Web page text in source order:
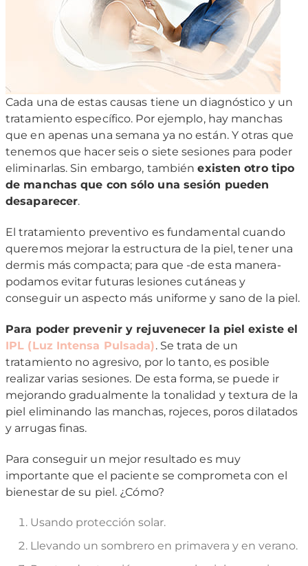
Cada una de estas causas tiene un diagnóstico y un
tratamiento específico. Por ejemplo, hay manchas
que en apenas una semana ya no están. Y otras que
tenemos que hacer seis o siete sesiones para poder
eliminarlas. Sin embargo, tambiénexisten otro tipo
de manchas que con sólo una sesión pueden
desaparecer.
El tratamiento preventivo es fundamental cuando
queremos mejorar la estructura de la piel, tener una
dermis más compacta; para que -de esta manera-
podamos evitar futuras lesiones cutáneas y
conseguir un aspecto más uniforme y sano de la piel.
Para poder prevenir y rejuvenecer la piel existe el
IPL (Luz Intensa Pulsada). Se trata de un
tratamiento no agresivo, por lo tanto, es posible
realizar varias sesiones. De esta forma, se puede ir
mejorando gradualmente la tonalidad y textura de la
piel eliminando las manchas, rojeces, poros dilatados
y arrugas finas.
Para conseguir un mejor resultado es muy
importante que el paciente se comprometa con el
bienestar de su piel. ¿Cómo?
Usando protección solar.
Llevando un sombrero en primavera y en verano.